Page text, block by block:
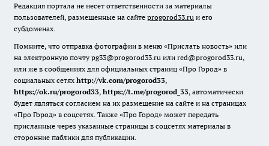
Редакция портала не несет ответственности за материалы
пользователей, размещенные на сайте progorod33.ru и его
субдоменах.
Помните, что отправка фотографии в меню «Прислать новость» или
на электронную почту pg33@progorod33.ru или red@progorod33.ru,
или же в сообщениях для официальных страниц «Про Город» в
социальных сетях http://vk.com/progorod33,
https://ok.ru/progorod33, https://t.me/progorod_33, автоматически
будет являться согласием на их размещение на сайте и на страницах
«Про Город» в соцсетях. Также «Про Город» может передать
присланные через указанные страницы в соцсетях материалы в
сторонние паблики для публикации.